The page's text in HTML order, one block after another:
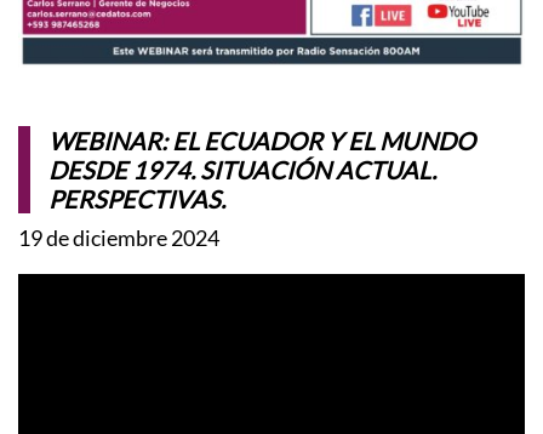
WEBINAR: EL ECUADOR Y EL MUNDO
DESDE 1974. SITUACIÓN ACTUAL.
PERSPECTIVAS.
19 de diciembre 2024